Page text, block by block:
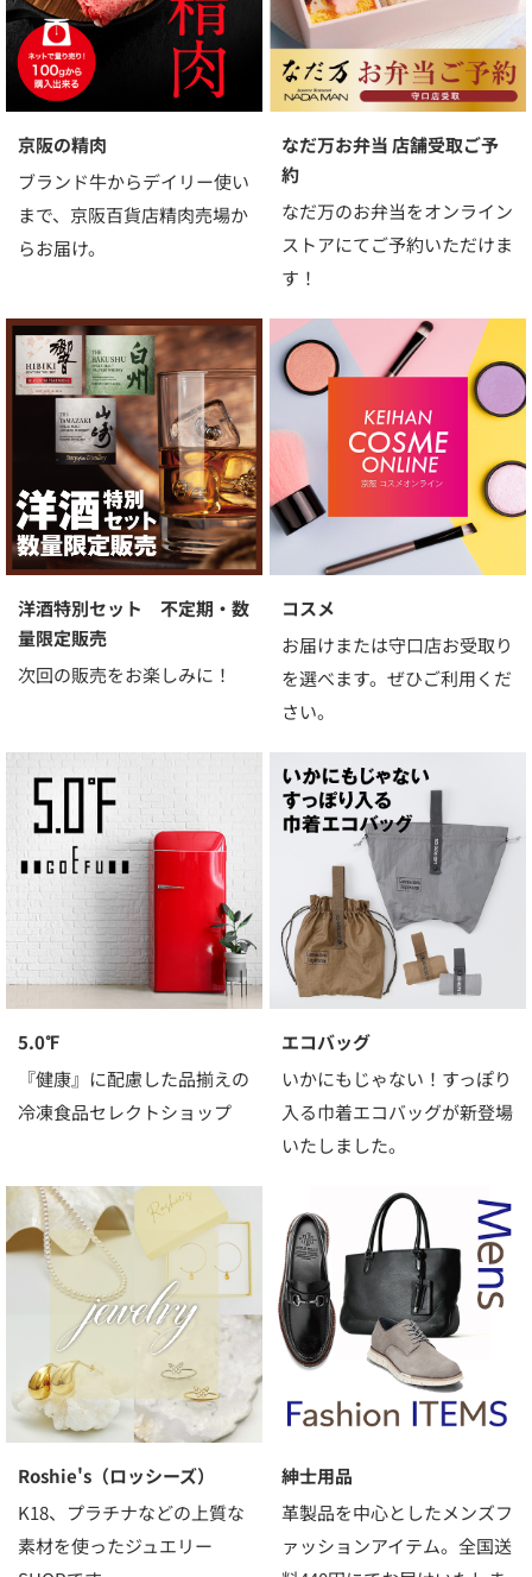
京阪の精肉
ブランド牛からデイリー使い
まで、京阪百貨店精肉売場か
らお届け。
なだ万お弁当 店舗受取ご予
約
なだ万のお弁当をオンライン
ストアにてご予約いただけま
す！
洋酒特別セット 不定期・数
量限定販売
次回の販売をお楽しみに！
コスメ
お届けまたは守口店お受取り
を選べます。ぜひご利用くだ
さい。
5.0℉
『健康』に配慮した品揃えの
冷凍食品セレクトショップ
エコバッグ
いかにもじゃない！すっぽり
入る巾着エコバッグが新登場
いたしました。
Roshie's（ロッシーズ）
K18、プラチナなどの上質な
素材を使ったジュエリー
紳士用品
革製品を中心としたメンズフ
ァッションアイテム。全国送